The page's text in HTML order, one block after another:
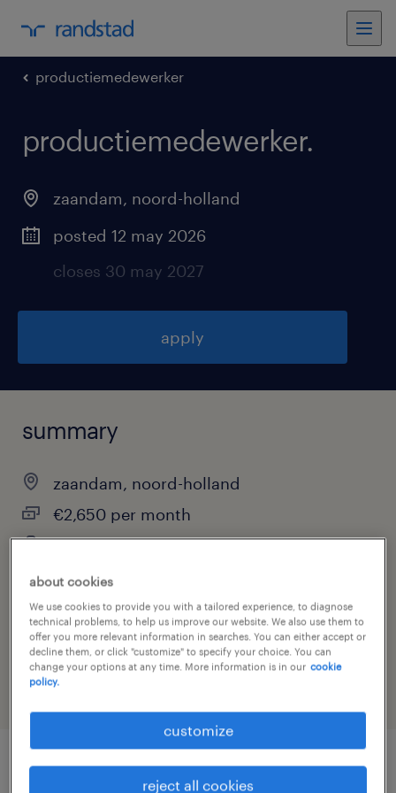
productiemedewerker
productiemedewerker.
zaandam, noord-holland
posted 12 may 2026
closes 30 may 2027
apply
summary
zaandam, noord-holland
€2,650 per month
temporary
job category
warehousing & distribution
about cookies
We use cookies to provide you with a tailored experience, to diagnose
technical problems, to help us improve our website. We also use them to
offer you more relevant information in searches. You can either accept or
decline them, or click "customize" to specify your choice. You can
change your options at any time. More information is in our cookie
policy.
customize
reject all cookies